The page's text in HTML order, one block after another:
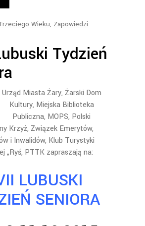
Wieku, Zapowiedzi
Tydzień
Urząd Miasta Żary, Żarski Dom
Kultury, Miejska Biblioteka
Publiczna, MOPS, Polski
Krzyż, Związek Emerytów,
i Inwalidów, Klub Turystyki
„Ryś, PTTK zapraszają na:
LUBUSKI
SENIORA